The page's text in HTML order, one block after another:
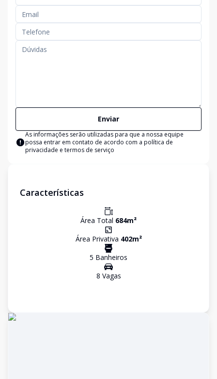
Enviar
As informações serão utilizadas para que a nossa equipe
possa entrar em contato de acordo com a política de
privacidade e termos de serviço
Características
Área Total 684m²
Área Privativa 402m²
5 Banheiros
8 Vagas